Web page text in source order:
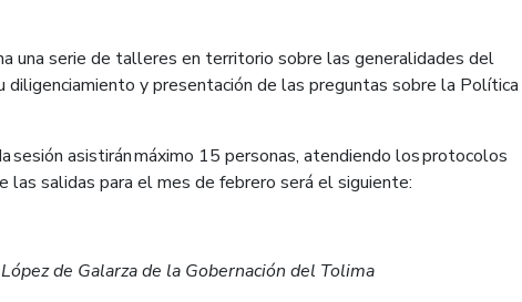
una serie de talleres en territorio sobre las generalidades del
diligenciamiento y presentación de las preguntas sobre la Política
sesión asistirán máximo 15 personas, atendiendo los protocolos
las salidas para el mes de febrero será el siguiente:
de Galarza de la Gobernación del Tolima